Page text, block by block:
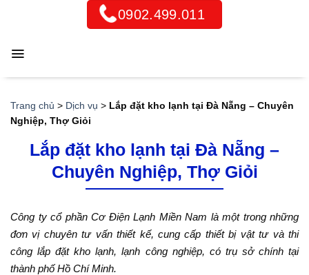
0902.499.011
Trang chủ > Dịch vụ > Lắp đặt kho lạnh tại Đà Nẵng – Chuyên
Nghiệp, Thợ Giỏi
Lắp đặt kho lạnh tại Đà Nẵng –
Chuyên Nghiệp, Thợ Giỏi
Công ty cổ phần Cơ Điện Lạnh Miền Nam là một trong những
đơn vị chuyên tư vấn thiết kế, cung cấp thiết bị vật tư và thi
công lắp đặt kho lạnh, lạnh công nghiệp, có trụ sở chính tại
thành phố Hồ Chí Minh.